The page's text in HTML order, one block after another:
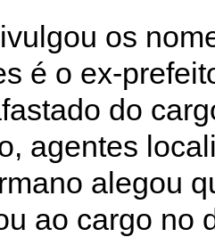
os
é o ex-
do
agentes
alegou
ao cargo no